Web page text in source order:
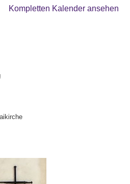
Kompletten Kalender ansehen